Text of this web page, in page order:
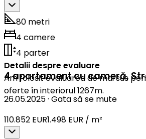
80 metri
4 camere
4 parter
Detalii despre evaluare
Am folosit evaluarea de mai sus
oferte în interiorul 1267m.
4 apartament cu cameră,
26.05.2025· Gata să se mute
110.852 EUR1.498 EUR / m²